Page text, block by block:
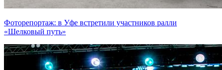
Фоторепортаж: в Уфе встретили участников ралли
«Шелковый путь»